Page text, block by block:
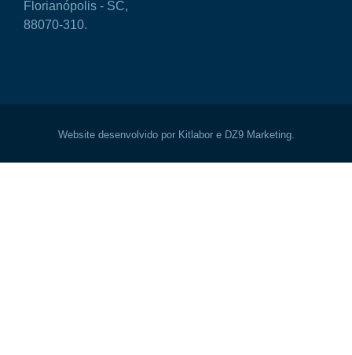
Florianópolis - SC,
88070-310.
Website desenvolvido por Kitlabor e DZ9 Marketing.